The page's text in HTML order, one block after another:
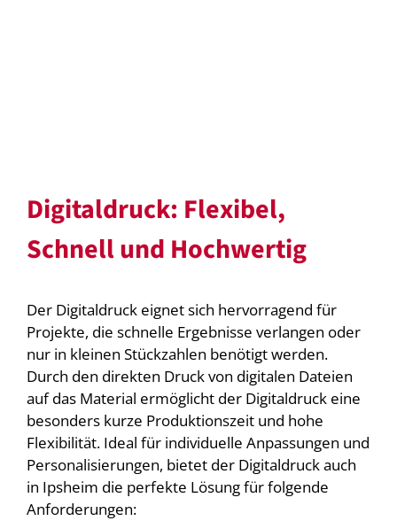
Digitaldruck: Flexibel,
Schnell und Hochwertig
Der Digitaldruck eignet sich hervorragend für
Projekte, die schnelle Ergebnisse verlangen oder
nur in kleinen Stückzahlen benötigt werden.
Durch den direkten Druck von digitalen Dateien
auf das Material ermöglicht der Digitaldruck eine
besonders kurze Produktionszeit und hohe
Flexibilität. Ideal für individuelle Anpassungen und
Personalisierungen, bietet der Digitaldruck auch
in Ipsheim die perfekte Lösung für folgende
Anforderungen: